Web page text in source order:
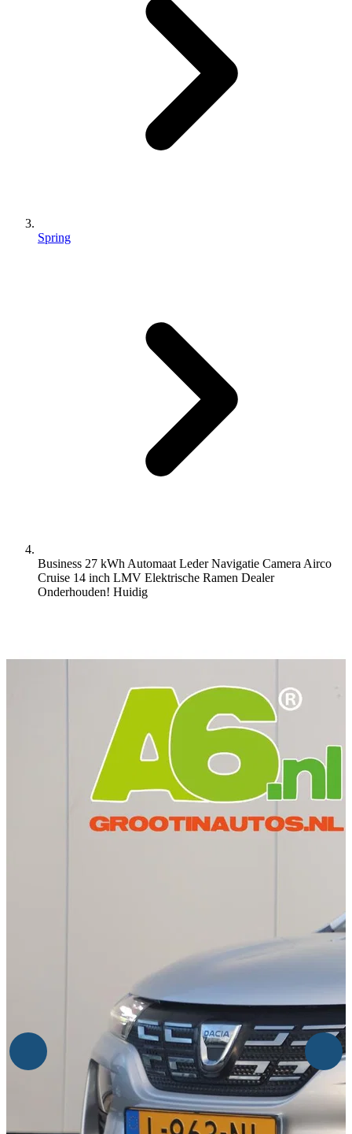
Spring
Business 27 kWh Automaat Leder Navigatie Camera Airco
Cruise 14 inch LMV Elektrische Ramen Dealer
Onderhouden! Huidig